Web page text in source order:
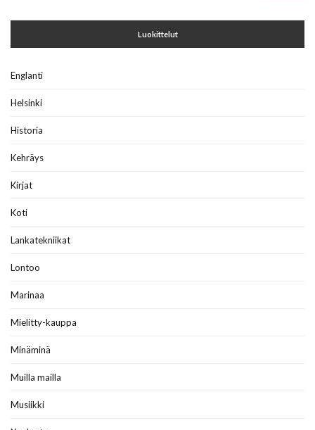
Luokittelut
Englanti
Helsinki
Historia
Kehräys
Kirjat
Koti
Lankatekniikat
Lontoo
Marinaa
Mielitty-kauppa
Minäminä
Muilla mailla
Musiikki